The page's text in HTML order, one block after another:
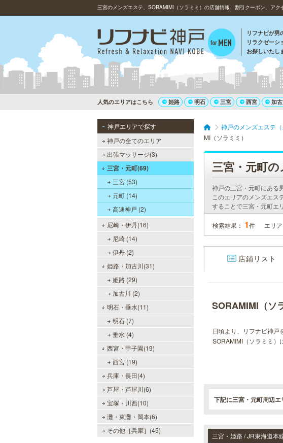
三宮のメンズエステ、SORAMIMI（ソラミミ）の店舗情報、割引クーポン、アク
リフナビが男
リラクゼーシ
お探しいたし
人気のエリアはこちら 姫路 明石 三宮 西宮 加
神戸エリアで探す
神戸の全てのエリア
出張マッサージ(3)
三宮・元町(69)
三宮 (53)
元町 (14)
高速神戸 (2)
尼崎・伊丹(16)
尼崎 (14)
伊丹 (2)
姫路・加古川(31)
姫路 (29)
加古川 (2)
明石・垂水(11)
明石 (7)
垂水 (4)
西宮・甲子園(19)
西宮 (19)
兵庫・長田(4)
芦屋・芦屋川(6)
宝塚・川西(10)
灘・東灘・岡本(6)
その他［兵庫］(45)
神戸のメンズエステ（
MI（ソラミミ）
三宮・元町
神戸の三宮・元町にある
このエリアのメンズエス
することで三宮・元町エ
検索結果： 1件 エリア
店鋪リスト
SORAMIMI（ソ
日頃より、リフナビ神戸
SORAMIMI（ソラミミ）
下記に三宮・元町周辺エ